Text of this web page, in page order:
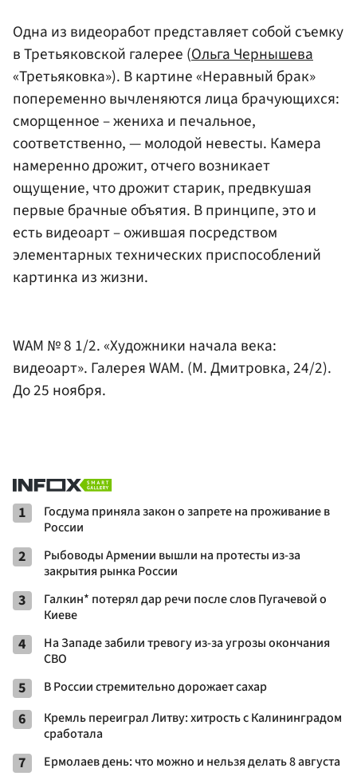
Одна из видеоработ представляет собой съемку
в Третьяковской галерее (Ольга Чернышева
«Третьяковка»). В картине «Неравный брак»
попеременно вычленяются лица брачующихся:
сморщенное – жениха и печальное,
соответственно, — молодой невесты. Камера
намеренно дрожит, отчего возникает
ощущение, что дрожит старик, предвкушая
первые брачные объятия. В принципе, это и
есть видеоарт – ожившая посредством
элементарных технических приспособлений
картинка из жизни.
WAM № 8 1/2. «Художники начала века:
видеоарт». Галерея WAM. (М. Дмитровка, 24/2).
До 25 ноября.
1
Госдума приняла закон о запрете на проживание в
России
2
Рыбоводы Армении вышли на протесты из-за
закрытия рынка России
3
Галкин* потерял дар речи после слов Пугачевой о
Киеве
4
На Западе забили тревогу из-за угрозы окончания
СВО
5 В России стремительно дорожает сахар
6
Кремль переиграл Литву: хитрость с Калининградом
сработала
7 Ермолаев день: что можно и нельзя делать 8 августа